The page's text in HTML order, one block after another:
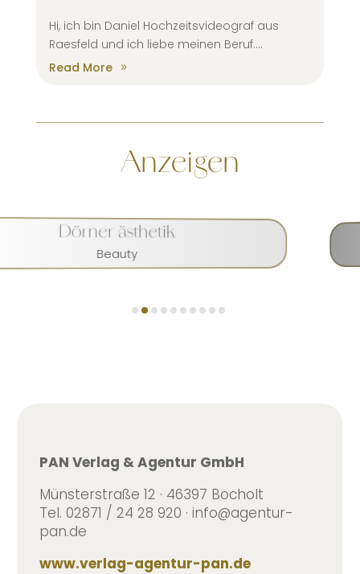
Hi, ich bin Daniel Hochzeitsvideograf aus
Raesfeld und ich liebe meinen Beruf....
Read More
Anzeigen
Dörner ästhetik
Beauty
PAN Verlag & Agentur GmbH
Münsterstraße 12 · 46397 Bocholt
Tel. 02871 / 24 28 920 · info@agentur-
pan.de
www.verlag-agentur-pan.de